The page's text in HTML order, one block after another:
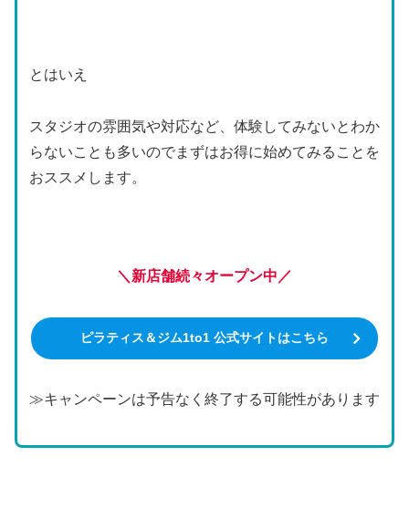
とはいえ
スタジオの雰囲気や対応など、体験してみないとわか
らないことも多いのでまずはお得に始めてみることを
おススメします。
＼新店舗続々オープン中／
ピラティス＆ジム1to1 公式サイトはこちら
≫キャンペーンは予告なく終了する可能性があります